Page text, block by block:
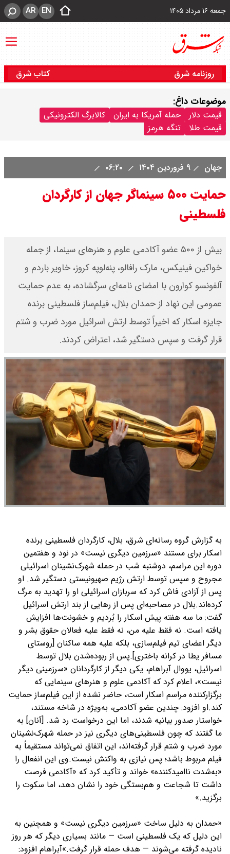
جمعه ۱۶ مرداد ۱۴۰۵ EN
AR
روزنامه شرق کتاب شرق
موضوعات داغ:
قیمت دلار حمله آمریکا به ایران
کالابرگ الکترونیکی
قیمت طلا
تنگه هرمز
جهان ۹ فروردین ۱۴۰۴
حمایت ۵۰۰ سینماگر جهان از کارگردان
فلسطینی
بیش از ۵۰۰ عضو آکادمی علوم و هنرهای سینما، از جمله
خواکین فینیکس، مارک رافالو، پنه‌لوپه کروز، خاویر باردم و
آلفونسو کوارون با امضای نامه‌ای سرگشاده، به عدم حمایت
عمومی این نهاد از حمدان بلال، فیلم‌ساز فلسطینی برنده
جایزه اسکار که اخیراً توسط ارتش اسرائیل مورد ضرب و شتم
قرار گرفت و سپس دستگیر شد، اعتراض کردند.
به گزارش گروه رسانه‌ای شرق، بلال، کارگردان فلسطینی برنده
اسکار برای مستند «سرزمین دیگری نیست» در نود و هفتمین
دوره این مراسم، دوشنبه‌ شب در حمله شهرک‌نشینان اسرائیلی
مجروح و سپس توسط ارتش رژیم صهیونیستی دستگیر شد. او
پس از آزادی فاش کرد که سربازان اسرائیلی او را تهدید به مرگ
کرده‌اند.بلال در مصاحبه‌ای پس از رهایی از بند ارتش اسرائیل
گفت: ما سه هفته پیش اسکار را بُردیم و خشونت‌ها افزایش
یافته است. نه فقط علیه من، نه فقط علیه فعالان حقوق بشر و
دیگر اعضای تیم فیلم‌سازی، بلکه علیه همه ساکنان [روستای
مسافر یطا در کرانه باختری].پس از ربوده‌شدن بلال توسط
اسرائیل، یووال آبراهام، یکی دیگر از کارگردانان «سرزمینی دیگر
نیست»، اعلام کرد که آکادمی علوم و هنرهای سینمایی که
برگزارکننده مراسم اسکار است، حاضر نشده از این فیلم‌ساز حمایت
کند.او افزود: چندین عضو آکادمی، به‌ویژه در شاخه مستند،
خواستار صدور بیانیه شدند، اما این درخواست رد شد. [آنان] به
ما گفتند که چون فلسطینی‌های دیگری نیز در حمله شهرک‌نشینان
مورد ضرب و شتم قرار گرفته‌اند، این اتفاق نمی‌تواند مستقیماً به
فیلم مربوط باشد؛ پس نیازی به واکنش نیست.وی این انفعال را
«به‌شدت ناامیدکننده» خواند و تأکید کرد که «آکادمی فرصت
داشت تا شجاعت و هم‌بستگی خود را نشان دهد، اما سکوت را
برگزید.»
«حمدان به دلیل ساخت «سرزمین دیگری نیست» و همچنین به
این دلیل که یک فلسطینی است — مانند بسیاری دیگر که هر روز
نادیده گرفته می‌شوند — هدف حمله قرار گرفت.»آبراهام افزود: